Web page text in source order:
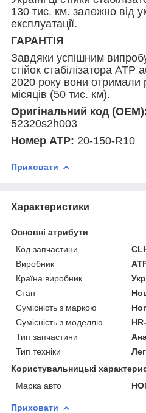
130 тис. км. залежно від
експлуатації.
ГАРАНТІЯ
Завдяки успішним
стійок стабілізатора
2020 року вони отримали
місяців (50 тис. км).
Оригінальний код
52320s2h003
Номер АТР: 20-150-R10
Приховати
Характеристики
Основні атрибути
Код запчастини
Виробник
Країна виробник
Стан
Сумісність з маркою
Сумісність з моделлю
Тип запчастини
Тип техніки
Користувальницькі
Марка авто
Приховати